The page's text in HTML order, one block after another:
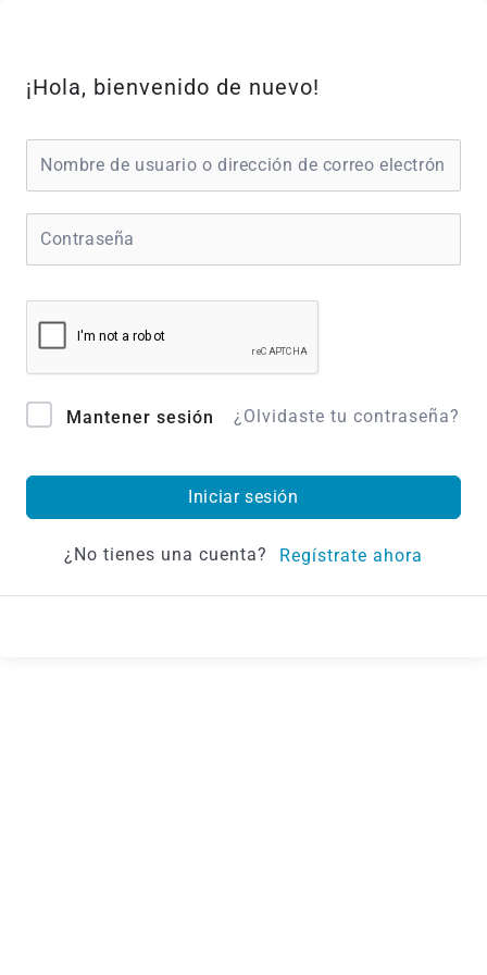
contenido
¡Hola, bienvenido de nuevo!
Mantener sesión ¿Olvidaste tu contraseña?
Iniciar sesión
¿No tienes una cuenta? Regístrate ahora